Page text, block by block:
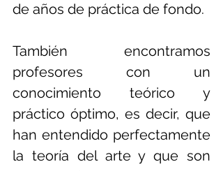
de años de práctica de fondo.
También encontramos
profesores con un
conocimiento teórico y
práctico óptimo, es decir, que
han entendido perfectamente
la teoría del arte y que son